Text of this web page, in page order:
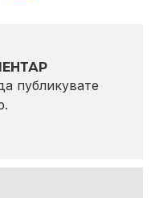
публикувате